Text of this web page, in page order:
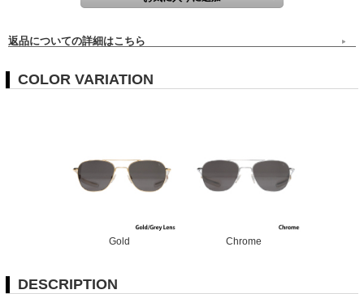
返品についての詳細はこちら
COLOR VARIATION
Gold Chrome
DESCRIPTION